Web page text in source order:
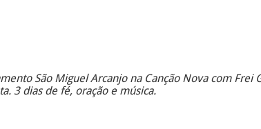
São Miguel Arcanjo na Canção Nova com Frei
3 dias de fé, oração e música.